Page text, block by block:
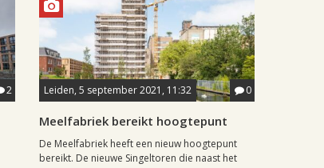
2 Leiden, 5 september 2021, 11:32 0
Meelfabriek bereikt hoogtepunt
De Meelfabriek heeft een nieuw hoogtepunt
bereikt. De nieuwe Singeltoren die naast het